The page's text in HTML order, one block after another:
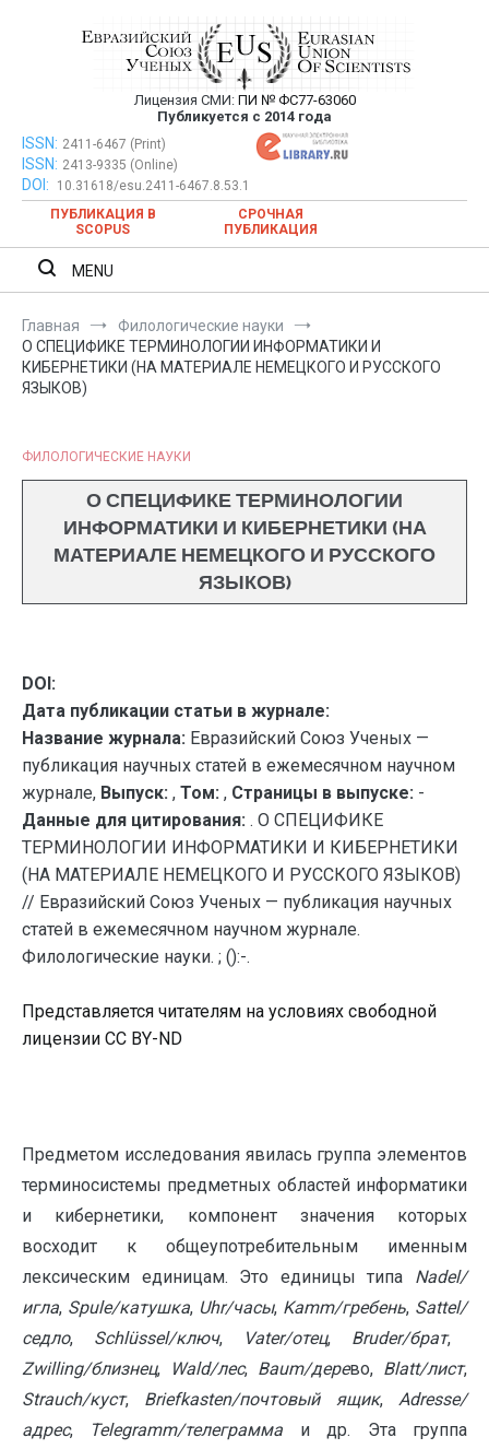
Евразийский Союз Ученых —
публикация научных статей в
ежемесячном научном журнале
Лицензия СМИ: ПИ № ФС77-63060
Публикуется с 2014 года
Евразийский Союз Ученых — публикация научных статей в
ежемесячном научном журнале
ISSN: 2411-6467 (Print)
ISSN: 2413-9335 (Online)
DOI:
10.31618/esu.2411-6467.8.53.1
ПУБЛИКАЦИЯ В
SCOPUS
СРОЧНАЯ
ПУБЛИКАЦИЯ
MENU
Главная
Филологические науки
О СПЕЦИФИКЕ ТЕРМИНОЛОГИИ ИНФОРМАТИКИ И
КИБЕРНЕТИКИ (НА МАТЕРИАЛЕ НЕМЕЦКОГО И РУССКОГО
ЯЗЫКОВ)
ФИЛОЛОГИЧЕСКИЕ НАУКИ
О СПЕЦИФИКЕ ТЕРМИНОЛОГИИ
ИНФОРМАТИКИ И КИБЕРНЕТИКИ (НА
МАТЕРИАЛЕ НЕМЕЦКОГО И РУССКОГО
ЯЗЫКОВ)
DOI:
Дата публикации статьи в журнале:
Название журнала: Евразийский Союз Ученых —
публикация научных статей в ежемесячном научном
журнале, Выпуск: , Том: , Страницы в выпуске: -
Данные для цитирования: . О СПЕЦИФИКЕ
ТЕРМИНОЛОГИИ ИНФОРМАТИКИ И КИБЕРНЕТИКИ
(НА МАТЕРИАЛЕ НЕМЕЦКОГО И РУССКОГО ЯЗЫКОВ)
// Евразийский Союз Ученых — публикация научных
статей в ежемесячном научном журнале.
Филологические науки. ; ():-.
Представляется читателям на условиях свободной
лицензии CC BY-ND
Предметом исследования явилась группа элементов
терминосистемы предметных областей информатики
и кибернетики, компонент значения которых
восходит к общеупотребительным именным
лексическим единицам. Это единицы типа Nadel/
игла, Spule/катушка, Uhr/часы, Kamm/гребень, Sattel/
седло, Schlüssel/ключ, Vater/отец, Bruder/брат,
Zwilling/близнец, Wald/лес, Baum/дерево, Blatt/лист,
Strauch/куст, Briefkasten/почтовый ящик,Adresse/
адрес, Telegramm/телеграмма и др. Эта группа